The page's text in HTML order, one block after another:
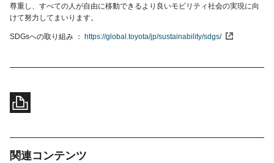
尊重し、すべての人が自由に移動できるより良いモビリティ社会の実現に向
けて努力してまいります。
SDGsへの取り組み https://global.toyota/jp/sustainability/sdgs/
関連コンテンツ